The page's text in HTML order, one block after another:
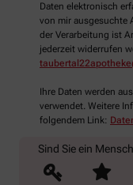
Daten elektronisch
von mir ausgesuchte
der Verarbeitung ist
jederzeit widerrufen
Ihre Daten werden
verwendet. Weitere
folgendem Link:
Sind Sie ein